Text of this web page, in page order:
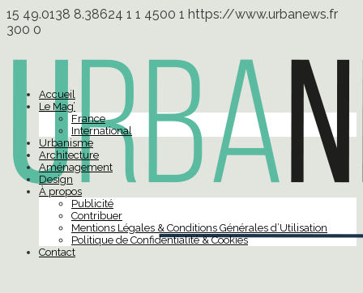
15 49.0138 8.38624 1 1 4500 1 https://www.urbanews.fr
300 0
Accueil
Le Mag’
France
International
Urbanisme
Architecture
Aménagement
Design
À propos
Publicité
Contribuer
Mentions Légales & Conditions Générales d’Utilisation
Politique de Confidentialité & Cookies
Contact